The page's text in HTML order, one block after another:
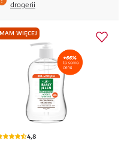
drogerii
MAM WIĘCEJ
4,8